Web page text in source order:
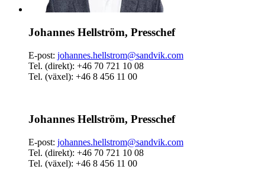
Johannes Hellström, Presschef
E-post: johannes.hellstrom@sandvik.com
Tel. (direkt): +46 70 721 10 08
Tel. (växel): +46 8 456 11 00
Johannes Hellström, Presschef
E-post: johannes.hellstrom@sandvik.com
Tel. (direkt): +46 70 721 10 08
Tel. (växel): +46 8 456 11 00